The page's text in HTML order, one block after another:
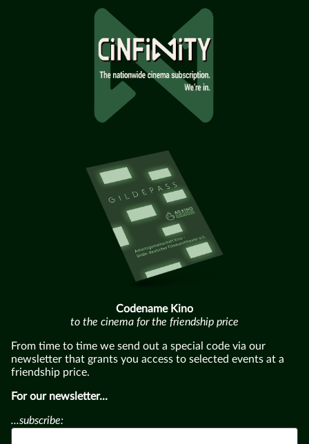
Codename Kino
to the cinema for the friendship price
From time to time we send out a special code via our
newsletter that grants you access to selected events at a
friendship price.
For our newsletter...
...subscribe: